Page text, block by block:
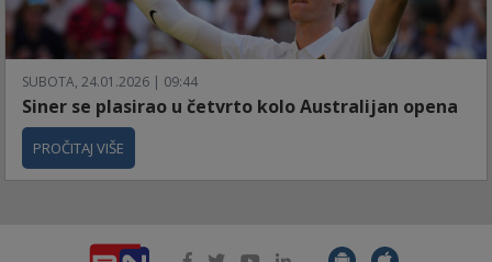
SUBOTA, 24.01.2026 | 09:44
Siner se plasirao u četvrto kolo Australijan opena
PROČITAJ VIŠE